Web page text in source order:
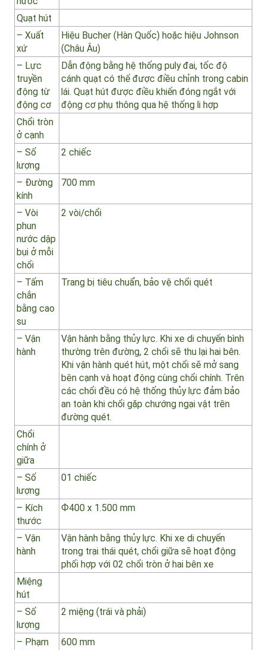
– Dẫn
động
Dẫn động bằng motor thủy lực
– Bộ lọc
nước
Có trang bị
Quạt hút
– Xuất
xứ
Hiệu Bucher (Hàn Quốc) hoặc hiệu Johnson
(Châu Âu)
– Lực
truyền
động từ
động cơ
Dẫn động bằng hệ thống puly đai, tốc độ
lái. Quạt hút được điều khiển đóng ngắt với
động cơ phụ thông qua hệ thống li hợp
Chổi tròn
ở cạnh
– Số
lượng
2 chiếc
– Đường
kính
– Vòi
phun
nước dập
bụi ở mỗi
chổi
– Tấm
chắn
Trang bị tiêu chuẩn, bảo vệ chổi quét
Vận hành bằng thủy lực. Khi xe di chuyển bình
thường trên đường, 2 chổi sẽ thu lại hai bên.
Khi vận hành quét hút, một chổi sẽ mở sang
đường quét.
Chổi
chính ở
giữa
– Số
lượng
01 chiếc
thước
Ф400 x 1.500 mm
– Vận
hành trong trại thái quét, chổi giữa sẽ hoạt động
Miệng